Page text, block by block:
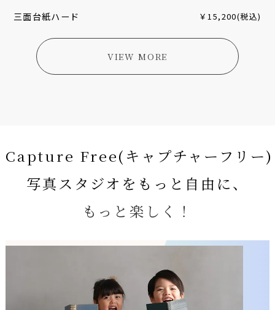
三面台紙ハード ￥15,200(税込)
VIEW MORE
Capture Free(キャプチャーフリー)
写真スタジオをもっと自由に、
もっと楽しく！